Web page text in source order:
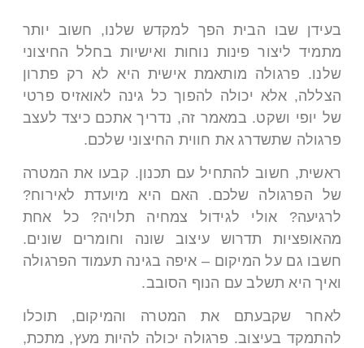
בעידן שבו הבית הפך למקדש שלנו, חשוב יותר
מתמיד ליצור פינות נוחות ואישיות בחלל החיצוני
שלנו. פרגולה מותאמת אישית היא לא רק פתרון
הצללה, אלא יכולה להפוך כל גינה לאואזיס פרטי
של יופי ושקט. במאמר זה, נדריך אתכם כיצד לעצב
פרגולה שתשדרג את חווית החיצוני שלכם.
ראשית, חשוב להתחיל עם תכנון. קבעו את המטרה
של הפרגולה שלכם. האם היא מיועדת לאירוח?
לרגיעה? אולי לגידול צמחיה תלויה? כל אחת
מהאופציות תדרוש עיצוב שונה וחומרים שונים.
חשבו גם על המיקום – איפה בגינה תעמוד הפרגולה
ואיך היא תשלב עם הנוף הסובב.
לאחר שקבעתם את המטרה והמיקום, תוכלו
להתמקד בעיצוב. פרגולה יכולה להיות מעץ, מתכת,